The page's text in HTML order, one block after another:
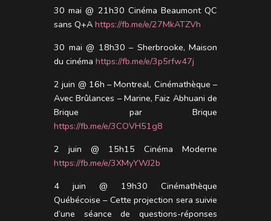
30 mai @ 21h30 Cinéma Beaumont QC
sans Q+A https://fb.me/e/27MkATZVh
30 mai @ 18h30 – Sherbrooke, Maison
du cinéma https://fb.me/e/3p5rfw47j
2 juin @ 16h – Montreal, Cinémathèque –
Avec Brûlances – Marine, Faiz Abhuani de
Brique par Brique
https://fb.me/e/3COVH51g8
2 juin @ 15h15 Cinéma Moderne
https://fb.me/e/3XMyYWJ2b
4 juin @ 19h30 Cinémathèque
Québécoise – Cette projection sera suivie
d’une séance de questions-réponses